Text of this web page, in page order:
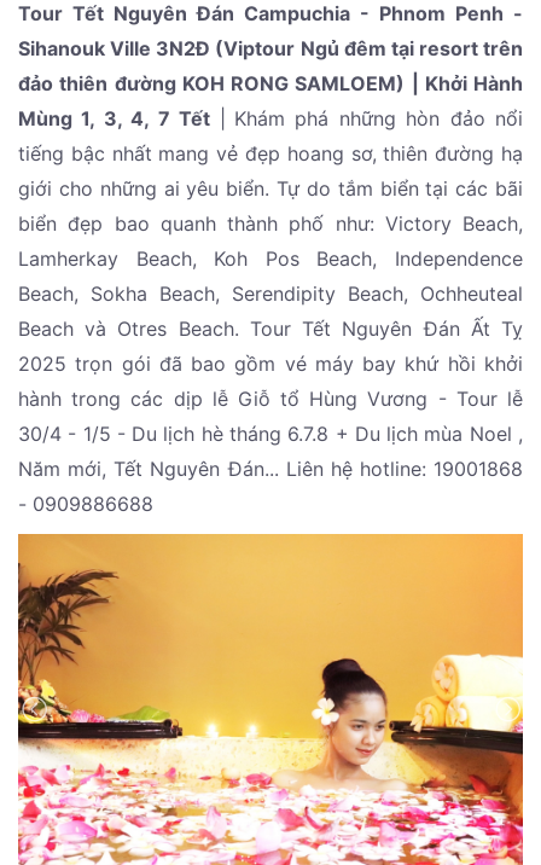
Tour Tết Nguyên Đán Campuchia - Phnom Penh -
Sihanouk Ville 3N2Đ (Viptour Ngủ đêm tại resort trên
đảo thiên đường KOH RONG SAMLOEM) | Khởi Hành
Mùng 1, 3, 4, 7 Tết
Khám phá những hòn đảo nổi
tiếng bậc nhất mang vẻ đẹp hoang sơ, thiên đường hạ
giới cho những ai yêu biển. Tự do tắm biển tại các bãi
biển đẹp bao quanh thành phố như: Victory Beach,
Lamherkay Beach, Koh Pos Beach, Independence
Beach, Sokha Beach, Serendipity Beach, Ochheuteal
Beach và Otres Beach. Tour Tết Nguyên Đán Ất Tỵ
2025 trọn gói đã bao gồm vé máy bay khứ hồi khởi
hành trong các dịp lễ Giỗ tổ Hùng Vương - Tour lễ
30/4 - 1/5 - Du lịch hè tháng 6.7.8 + Du lịch mùa Noel ,
Năm mới, Tết Nguyên Đán... Liên hệ hotline: 19001868
- 0909886688